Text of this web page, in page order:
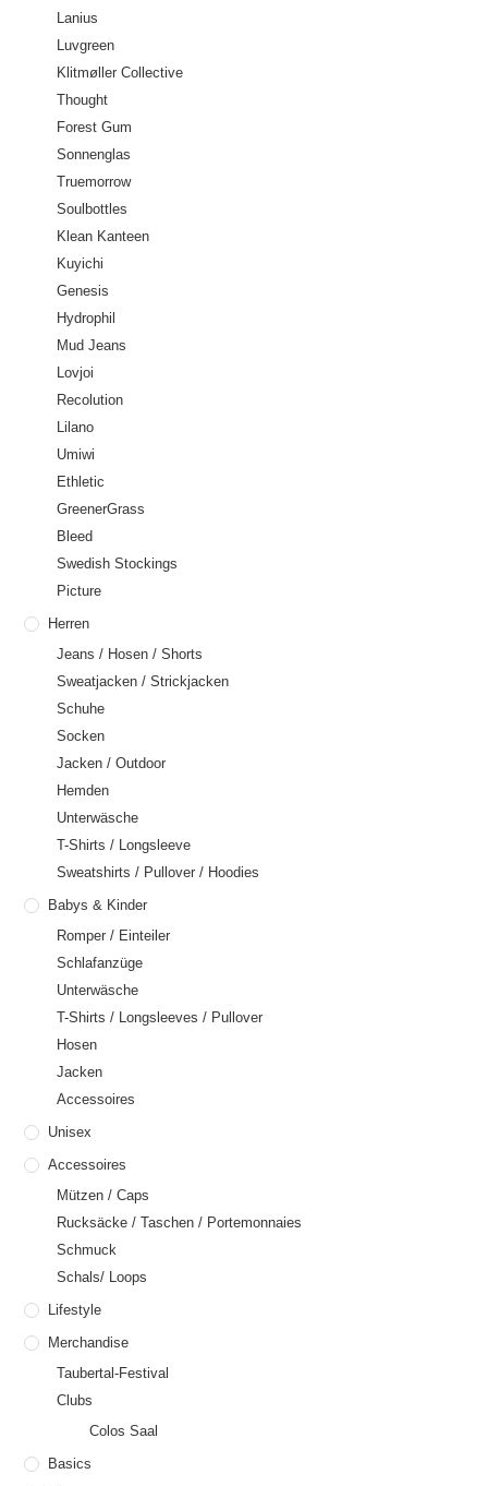
Lanius
Luvgreen
Klitmøller Collective
Thought
Forest Gum
Sonnenglas
Truemorrow
Soulbottles
Klean Kanteen
Kuyichi
Genesis
Hydrophil
Mud Jeans
Lovjoi
Recolution
Lilano
Umiwi
Ethletic
GreenerGrass
Bleed
Swedish Stockings
Picture
Herren
Jeans / Hosen / Shorts
Sweatjacken / Strickjacken
Schuhe
Socken
Jacken / Outdoor
Hemden
Unterwäsche
T-Shirts / Longsleeve
Sweatshirts / Pullover / Hoodies
Babys & Kinder
Romper / Einteiler
Schlafanzüge
Unterwäsche
T-Shirts / Longsleeves / Pullover
Hosen
Jacken
Accessoires
Unisex
Accessoires
Mützen / Caps
Rucksäcke / Taschen / Portemonnaies
Schmuck
Schals/ Loops
Lifestyle
Merchandise
Taubertal-Festival
Clubs
Colos Saal
Basics